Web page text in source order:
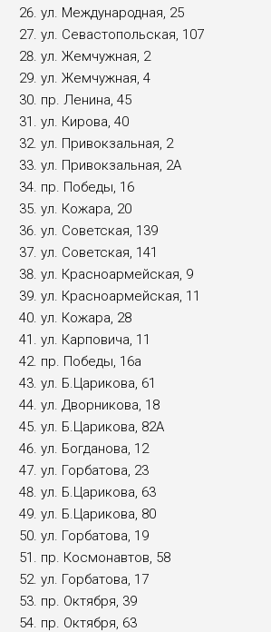
ул. Международная, 25
ул. Севастопольская, 107
ул. Жемчужная, 2
ул. Жемчужная, 4
пр. Ленина, 45
ул. Кирова, 40
ул. Привокзальная, 2
ул. Привокзальная, 2А
пр. Победы, 16
ул. Кожара, 20
ул. Советская, 139
ул. Советская, 141
ул. Красноармейская, 9
ул. Красноармейская, 11
ул. Кожара, 28
ул. Карповича, 11
пр. Победы, 16а
ул. Б.Царикова, 61
ул. Дворникова, 18
ул. Б.Царикова, 82А
ул. Богданова, 12
ул. Горбатова, 23
ул. Б.Царикова, 63
ул. Б.Царикова, 80
ул. Горбатова, 19
пр. Космонавтов, 58
ул. Горбатова, 17
пр. Октября, 39
пр. Октября, 63